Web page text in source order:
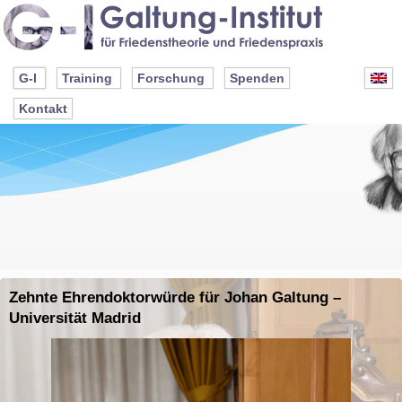
G-I Training Forschung Spenden
Kontakt
Zehnte Ehrendoktorwürde für Johan Galtung –
Universität Madrid